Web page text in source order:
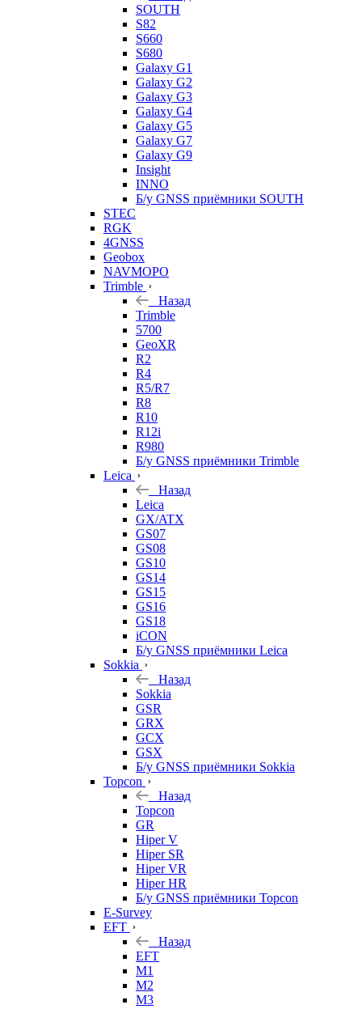
SOUTH
S82
S660
S680
Galaxy G1
Galaxy G2
Galaxy G3
Galaxy G4
Galaxy G5
Galaxy G7
Galaxy G9
Insight
INNO
Б/у GNSS приёмники SOUTH
STEC
RGK
4GNSS
Geobox
NAVMOPO
Trimble
Назад
Trimble
5700
GeoXR
R2
R4
R5/R7
R8
R10
R12i
R980
Б/у GNSS приёмники Trimble
Leica
Назад
Leica
GX/ATX
GS07
GS08
GS10
GS14
GS15
GS16
GS18
iCON
Б/у GNSS приёмники Leica
Sokkia
Назад
Sokkia
GSR
GRX
GCX
GSX
Б/у GNSS приёмники Sokkia
Topcon
Назад
Topcon
GR
Hiper V
Hiper SR
Hiper VR
Hiper HR
Б/у GNSS приёмники Topcon
E-Survey
EFT
Назад
EFT
M1
M2
M3